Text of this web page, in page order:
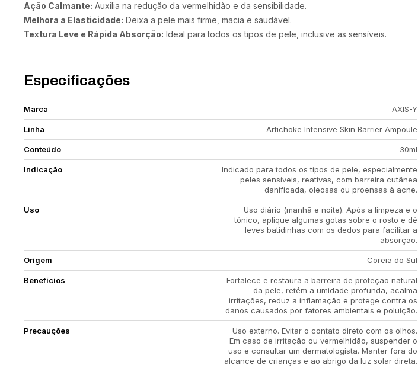
Ação Calmante: Auxilia na redução da vermelhidão e da sensibilidade.
Melhora a Elasticidade: Deixa a pele mais firme, macia e saudável.
Textura Leve e Rápida Absorção: Ideal para todos os tipos de pele, inclusive as sensíveis.
Especificações
Marca AXIS-Y
Linha Artichoke Intensive Skin Barrier Ampoule
Conteúdo 30ml
Indicação
Indicado para todos os tipos de pele, especialmente
peles sensíveis, reativas, com barreira cutânea
danificada, oleosas ou proensas à acne.
Uso
Uso diário (manhã e noite). Após a limpeza e o
tônico, aplique algumas gotas sobre o rosto e dê
leves batidinhas com os dedos para facilitar a
absorção.
Origem Coreia do Sul
Benefícios
Fortalece e restaura a barreira de proteção natural
da pele, retém a umidade profunda, acalma
irritações, reduz a inflamação e protege contra os
danos causados por fatores ambientais e poluição.
Precauções
Uso externo. Evitar o contato direto com os olhos.
Em caso de irritação ou vermelhidão, suspender o
uso e consultar um dermatologista. Manter fora do
alcance de crianças e ao abrigo da luz solar direta.